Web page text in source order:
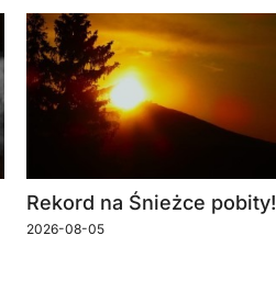
Rekord na Śnieżce pobity!
2026-08-05